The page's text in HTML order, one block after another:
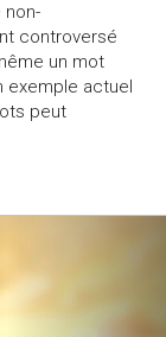
non-
controversé
un mot
exemple actuel
peut